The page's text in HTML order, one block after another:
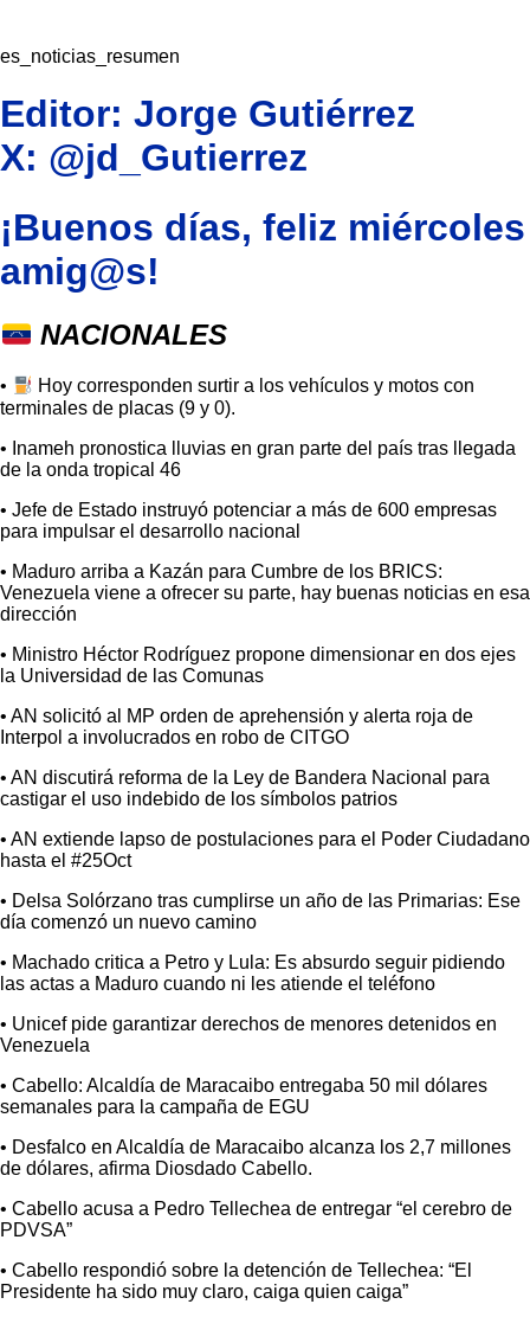
es_noticias_resumen
Editor: Jorge Gutiérrez
X: @jd_Gutierrez
¡Buenos días, feliz miércoles
amig@s!
NACIONALES
•
Hoy corresponden surtir a los vehículos y motos con
terminales de placas (9 y 0).
• Inameh pronostica lluvias en gran parte del país tras llegada
de la onda tropical 46
• Jefe de Estado instruyó potenciar a más de 600 empresas
para impulsar el desarrollo nacional
• Maduro arriba a Kazán para Cumbre de los BRICS:
Venezuela viene a ofrecer su parte, hay buenas noticias en esa
dirección
• Ministro Héctor Rodríguez propone dimensionar en dos ejes
la Universidad de las Comunas
• AN solicitó al MP orden de aprehensión y alerta roja de
Interpol a involucrados en robo de CITGO
• AN discutirá reforma de la Ley de Bandera Nacional para
castigar el uso indebido de los símbolos patrios
• AN extiende lapso de postulaciones para el Poder Ciudadano
hasta el #25Oct
• Delsa Solórzano tras cumplirse un año de las Primarias: Ese
día comenzó un nuevo camino
• Machado critica a Petro y Lula: Es absurdo seguir pidiendo
las actas a Maduro cuando ni les atiende el teléfono
• Unicef pide garantizar derechos de menores detenidos en
Venezuela
• Cabello: Alcaldía de Maracaibo entregaba 50 mil dólares
semanales para la campaña de EGU
• Desfalco en Alcaldía de Maracaibo alcanza los 2,7 millones
de dólares, afirma Diosdado Cabello.
• Cabello acusa a Pedro Tellechea de entregar “el cerebro de
PDVSA”
• Cabello respondió sobre la detención de Tellechea: “El
Presidente ha sido muy claro, caiga quien caiga”